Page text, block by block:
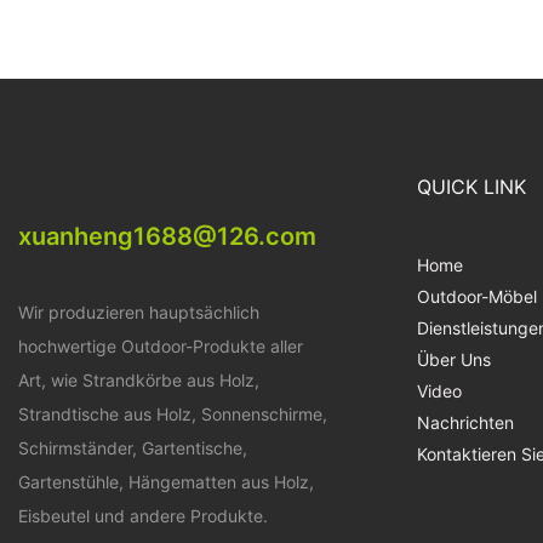
xuanheng1688@126.com
Wir produzieren hauptsächlich
hochwertige Outdoor-Produkte aller
Art, wie Strandkörbe aus Holz,
Strandtische aus Holz, Sonnenschirme,
Schirmständer, Gartentische,
Gartenstühle, Hängematten aus Holz,
Eisbeutel und andere Produkte.
QUICK LINK
Home
Outdoor-Möbel
Über Uns
Video
Nachrichten
Kontaktieren